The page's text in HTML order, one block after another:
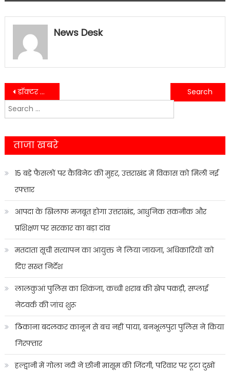
News Desk
Post
navigation
डॉक्टर की लापरवाही से चली गई एक मासूम बच्चे की जान….
नाबालिग से गैंगरेप की सामने आई घटना, पुलिस ने महिला समेत चार व्यक्तियों को गिरफ्तार कर भेजा जेल…..
Search
for:
ताजा खबरे
15 बड़े फैसलों पर कैबिनेट की मुहर, उत्तराखंड में विकास को मिली नई
रफ्तार
आपदा के खिलाफ मजबूत होगा उत्तराखंड, आधुनिक तकनीक और
प्रशिक्षण पर सरकार का बड़ा दांव
मतदाता सूची सत्यापन का आयुक्त ने लिया जायजा, अधिकारियों को
दिए सख्त निर्देश
लालकुआं पुलिस का शिकंजा, कच्ची शराब की खेप पकड़ी, सप्लाई
नेटवर्क की जांच शुरू
ठिकाना बदलकर कानून से बच नहीं पाया, बनभूलपुरा पुलिस ने किया
गिरफ्तार
हल्द्वानी में गोला नदी ने छीनी मासूम की जिंदगी, परिवार पर टूटा दुखों